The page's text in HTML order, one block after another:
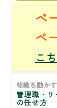
ベ
ペ
こ
組織を動か
管理職・
の任せ方